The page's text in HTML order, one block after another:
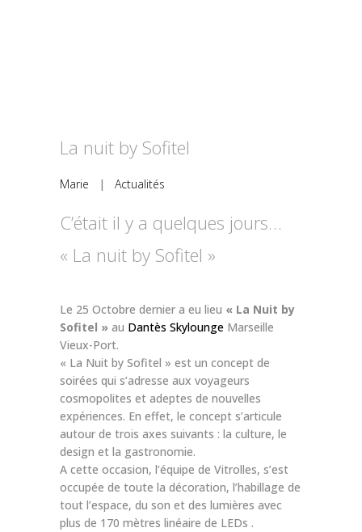
La nuit by Sofitel
Marie | Actualités
C’était il y a quelques jours…
« La nuit by Sofitel »
Le 25 Octobre dernier a eu lieu « La Nuit by
Sofitel » au Dantès Skylounge Marseille
Vieux-Port.
« La Nuit by Sofitel » est un concept de
soirées qui s’adresse aux voyageurs
cosmopolites et adeptes de nouvelles
expériences. En effet, le concept s’articule
autour de trois axes suivants : la culture, le
design et la gastronomie.
A cette occasion, l’équipe de Vitrolles, s’est
occupée de toute la décoration, l’habillage de
tout l’espace, du son et des lumières avec
plus de 170 mètres linéaire de LEDs .